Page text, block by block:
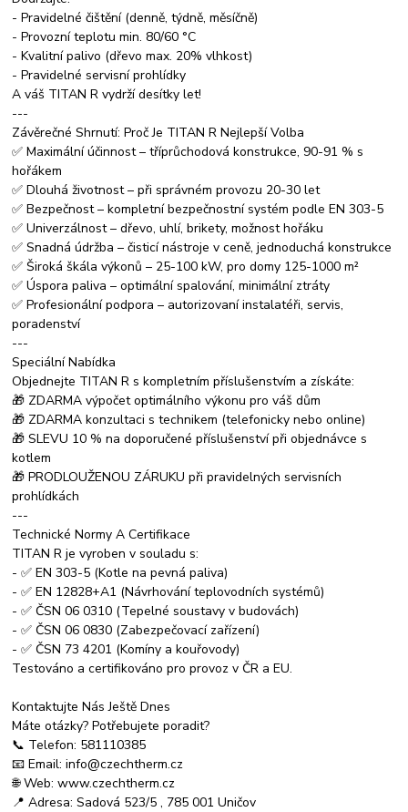
- Pravidelné čištění (denně, týdně, měsíčně)
- Provozní teplotu min. 80/60 °C
- Kvalitní palivo (dřevo max. 20% vlhkost)
- Pravidelné servisní prohlídky
A váš TITAN R vydrží desítky let!
---
Závěrečné Shrnutí: Proč Je TITAN R Nejlepší Volba
✅ Maximální účinnost – tříprůchodová konstrukce, 90-91 % s
hořákem
✅ Dlouhá životnost – při správném provozu 20-30 let
✅ Bezpečnost – kompletní bezpečnostní systém podle EN 303-5
✅ Univerzálnost – dřevo, uhlí, brikety, možnost hořáku
✅ Snadná údržba – čisticí nástroje v ceně, jednoduchá konstrukce
✅ Široká škála výkonů – 25-100 kW, pro domy 125-1000 m²
✅ Úspora paliva – optimální spalování, minimální ztráty
✅ Profesionální podpora – autorizovaní instalatéři, servis,
poradenství
---
Speciální Nabídka
Objednejte TITAN R s kompletním příslušenstvím a získáte:
🎁 ZDARMA výpočet optimálního výkonu pro váš dům
🎁 ZDARMA konzultaci s technikem (telefonicky nebo online)
🎁 SLEVU 10 % na doporučené příslušenství při objednávce s
kotlem
🎁 PRODLOUŽENOU ZÁRUKU při pravidelných servisních
prohlídkách
---
Technické Normy A Certifikace
TITAN R je vyroben v souladu s:
- ✅ EN 303-5 (Kotle na pevná paliva)
- ✅ EN 12828+A1 (Návrhování teplovodních systémů)
- ✅ ČSN 06 0310 (Tepelné soustavy v budovách)
- ✅ ČSN 06 0830 (Zabezpečovací zařízení)
- ✅ ČSN 73 4201 (Komíny a kouřovody)
Testováno a certifikováno pro provoz v ČR a EU.
Kontaktujte Nás Ještě Dnes
Máte otázky? Potřebujete poradit?
📞 Telefon: 581110385
📧 Email: info@czechtherm.cz
🌐 Web: www.czechtherm.cz
📍 Adresa: Sadová 523/5 , 785 001 Uničov